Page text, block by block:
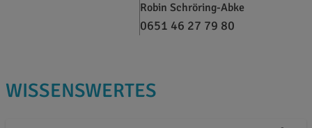
Robin Schröring-Abke
0651 46 27 79 80
WISSENSWERTES